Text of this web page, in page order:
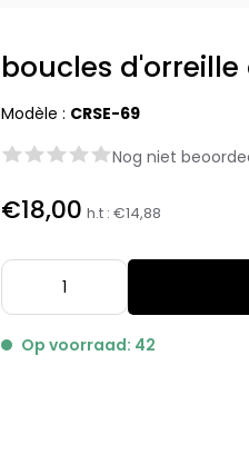
boucles
Modèle : CRSE-69
Nog niet
€18,00 h.t :€14,88
Op voorraad: 42